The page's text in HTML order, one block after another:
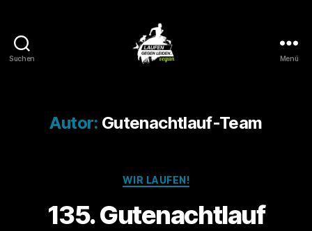
Suchen Menü
Autor: Gutenachtlauf-Team
Kategorien
WIR LAUFEN!
135. Gutenachtlauf